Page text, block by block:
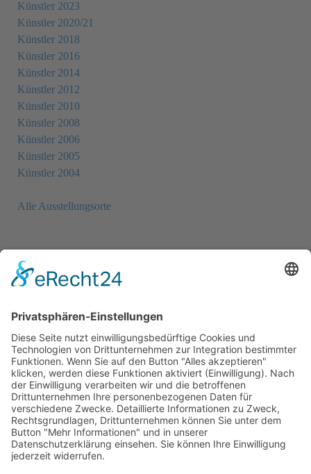
Künstler 2023
Künstler 2020/21
Künstler 2018
Künstler 2016
Künstler 2014
Künstler 2012
Künstler 2010
Künstler 2008
Künstler 2006
Künstler 2005
Künstler 2004
Alle Ausstellungsorte
Newsletter
Sie möchten unseren Newsletter erhalten?
Schreiben Sie einfach eine Mail an:
newsletter@bewegter-wind.de
Cookie-Einstellungen